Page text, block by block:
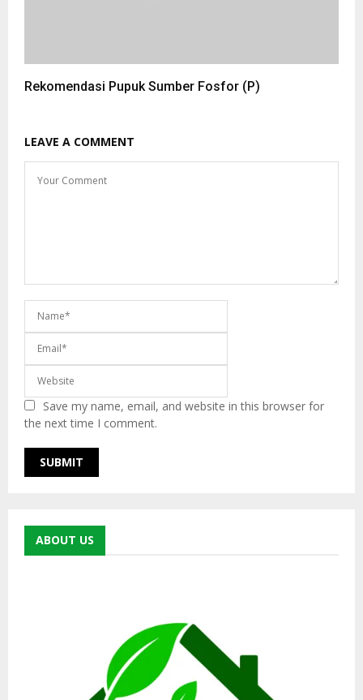
Rekomendasi Pupuk Sumber Fosfor (P)
LEAVE A COMMENT
Save my name, email, and website in this browser for
the next time I comment.
ABOUT US